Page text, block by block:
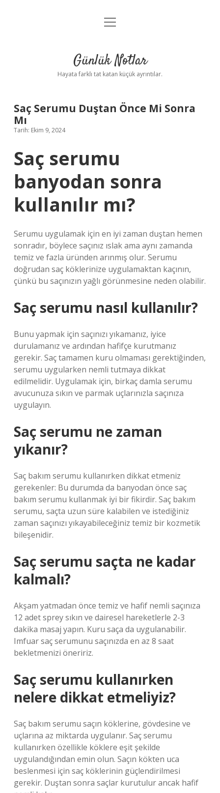
Anasayfa
Yasal Uyarı
menüyü
Günlük Notlar
Hayata farklı tat katan küçük ayrıntılar.
Saç Serumu Duştan Önce Mi Sonra
Mı
Tarih: Ekim 9, 2024
Saç serumu
banyodan sonra
kullanılır mı?
Serumu uygulamak için en iyi zaman duştan hemen
sonradır, böylece saçınız ıslak ama aynı zamanda
temiz ve fazla üründen arınmış olur. Serumu
doğrudan saç köklerinize uygulamaktan kaçının,
çünkü bu saçınızın yağlı görünmesine neden olabilir.
Saç serumu nasıl kullanılır?
Bunu yapmak için saçınızı yıkamanız, iyice
durulamanız ve ardından hafifçe kurutmanız
gerekir. Saç tamamen kuru olmaması gerektiğinden,
serumu uygularken nemli tutmaya dikkat
edilmelidir. Uygulamak için, birkaç damla serumu
avucunuza sıkın ve parmak uçlarınızla saçınıza
uygulayın.
Saç serumu ne zaman
yıkanır?
Saç bakım serumu kullanırken dikkat etmeniz
gerekenler: Bu durumda da banyodan önce saç
bakım serumu kullanmak iyi bir fikirdir. Saç bakım
serumu, saçta uzun süre kalabilen ve istediğiniz
zaman saçınızı yıkayabileceğiniz temiz bir kozmetik
bileşenidir.
Saç serumu saçta ne kadar
kalmalı?
Akşam yatmadan önce temiz ve hafif nemli saçınıza
12 adet sprey sıkın ve dairesel hareketlerle 2-3
dakika masaj yapın. Kuru saça da uygulanabilir.
Imfuar saç serumunu saçınızda en az 8 saat
bekletmenizi öneririz.
Saç serumu kullanırken
nelere dikkat etmeliyiz?
Saç bakım serumu saçın köklerine, gövdesine ve
uçlarına az miktarda uygulanır. Saç serumu
kullanırken özellikle köklere eşit şekilde
uygulandığından emin olun. Saçın kökten uca
beslenmesi için saç köklerinin güçlendirilmesi
gerekir. Duştan sonra saçlar kurutulur ancak hafif